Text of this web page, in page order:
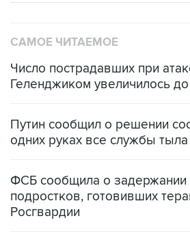
САМОЕ ЧИТАЕМОЕ
Число пострадавших при
Геленджиком увеличилось
Путин сообщил о решении
одних руках все службы
ФСБ сообщила о
подростков, готовивших
Росгвардии